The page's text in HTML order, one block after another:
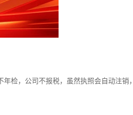
检，公司不报税，虽然执照会自动注销，